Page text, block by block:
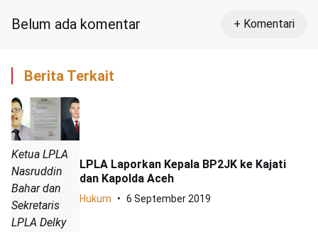
Belum ada komentar + Komentari
Berita Terkait
Ketua LPLA
Nasruddin
Bahar dan
Sekretaris
LPLA Delky
LPLA Laporkan Kepala BP2JK ke Kajati
dan Kapolda Aceh
Hukum 6 September 2019